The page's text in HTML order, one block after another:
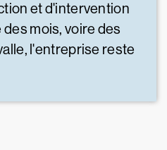
et d'intervention
mois, voire des
l'entreprise reste